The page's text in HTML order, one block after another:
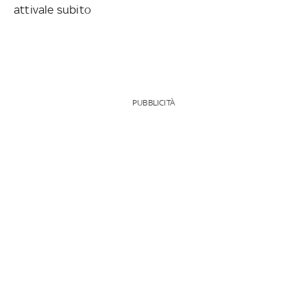
attivale subito
PUBBLICITÀ